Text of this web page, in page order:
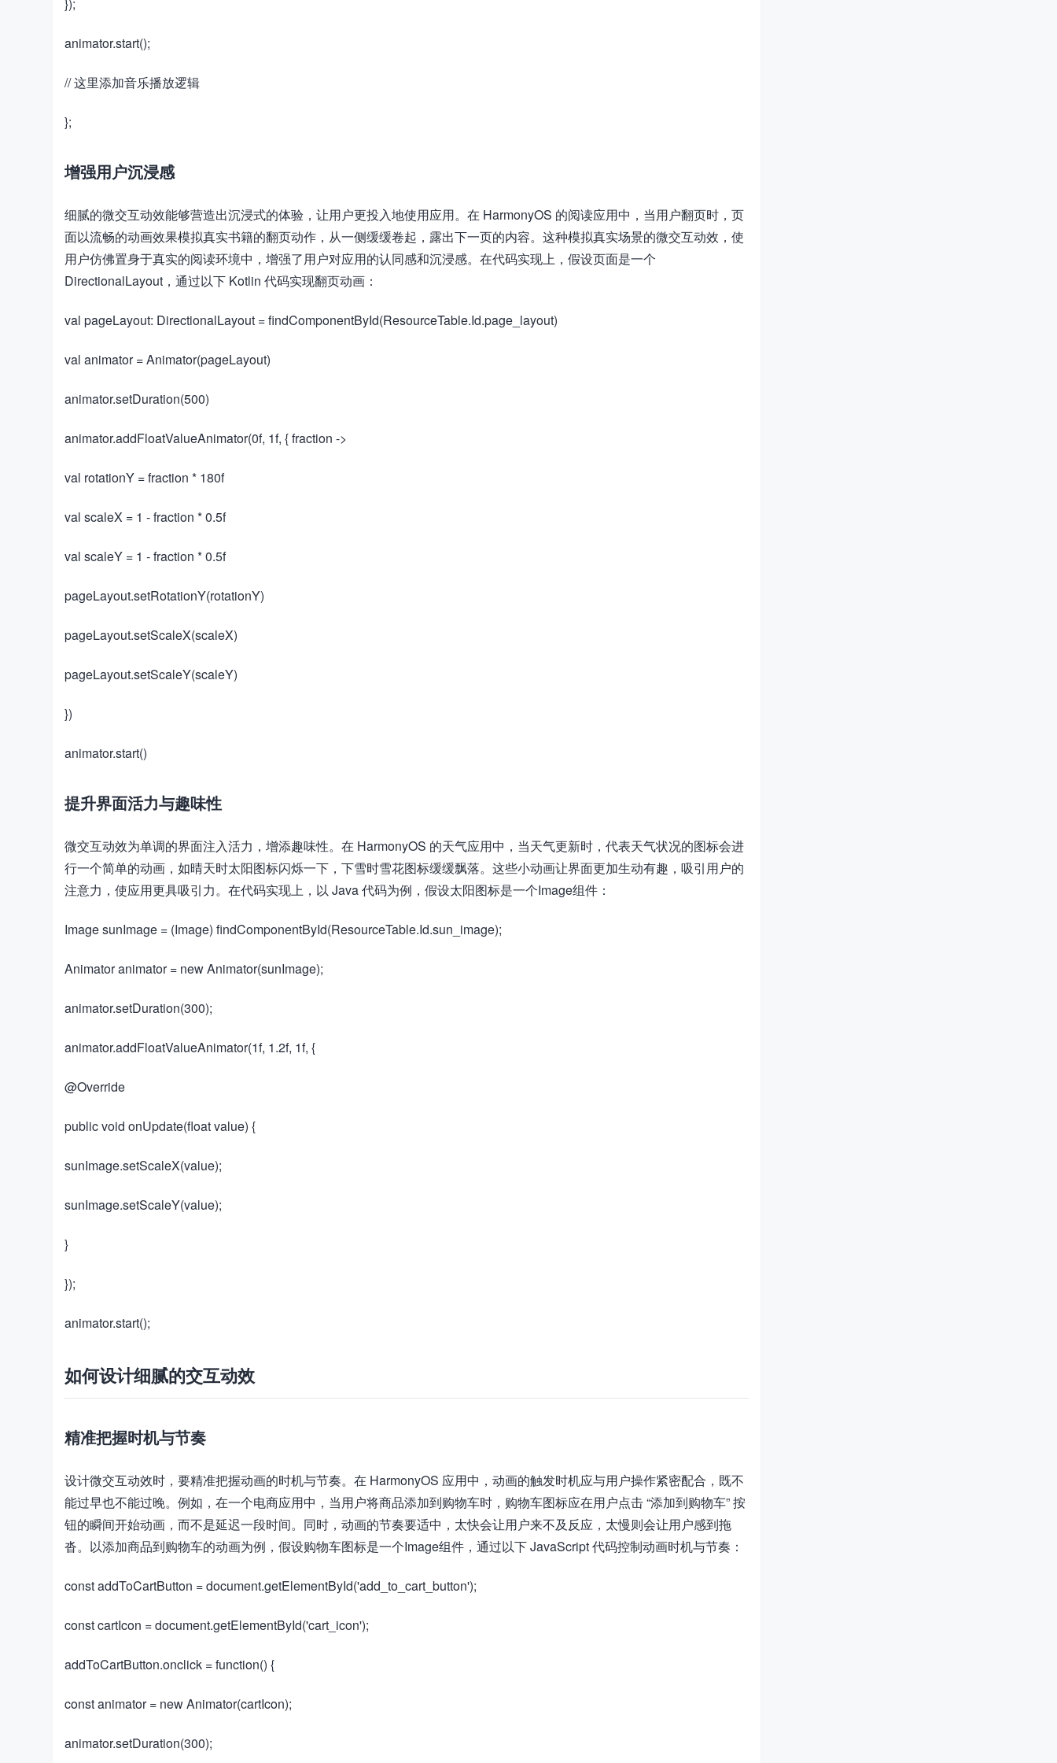
​​animator.start();​​
​​// 这里添加音乐播放逻辑​​
​​};​​
增强用户沉浸感
细腻的微交互动效能够营造出沉浸式的体验，让用户更投入地使用应用。在 HarmonyOS 的阅读应用中，当用户翻页时，页
面以​​流畅的​​动画效果模拟真实书籍的翻页动作，从一侧缓缓卷起，露出下一页的内容。这种模拟真实场景的微交互动效，使
用户仿佛置身于真实的阅读环境中，增强了用户对应用的认同感和沉浸感。在代码实现上，假设页面是一个
DirectionalLayout，通过以下 Kotlin 代码实现翻页动画：
​​val pageLayout: DirectionalLayout = findComponentById(ResourceTable.Id.page_layout)​​
​​val animator = Animator(pageLayout)​​
​​animator.setDuration(500)​​
​​animator.addFloatValueAnimator(0f, 1f, { fraction ->​​
​​val rotationY = fraction * 180f​​
​​val scaleX = 1 - fraction * 0.5f​​
​​val scaleY = 1 - fraction * 0.5f​​
​​pageLayout.setRotationY(rotationY)​​
​​pageLayout.setScaleX(scaleX)​​
​​pageLayout.setScaleY(scaleY)​​
​​})​​
​​animator.start()​​
提升界面活力与趣味性
微交互动效为单调的界面注入活力，增添趣味性。在 HarmonyOS 的天气应用中，当天气更新时，代表天气状况的图标会进
行一个简单的动画，如晴天时太阳图标闪烁一下，下雪时雪花图标缓缓飘落。这些小动画让界面更加生动有趣，吸引用户的
注意力，使应用更具吸引力。在代码实现上，以 Java 代码为例，假设太阳图标是一个Image组件：
​​Image sunImage = (Image) findComponentById(ResourceTable.Id.sun_image);​​
​​Animator animator = new Animator(sunImage);​​
​​animator.setDuration(300);​​
​​animator.addFloatValueAnimator(1f, 1.2f, 1f, {​​
​​@Override​​
​​public void onUpdate(float value) {​​
​​sunImage.setScaleX(value);​​
​​sunImage.setScaleY(value);​​
​​}​​
​​});​​
​​animator.start();​​
如何设计细腻的交互动效
精准把握时机与节奏
设计微交互动效时，要精准把握动画的时机与节奏。在 HarmonyOS 应用中，动画的触发时机应与用户操作紧密配合，既不
能过早也不能过晚。例如，在一个电商应用中，当用户将商品添加到购物车时，购物车图标应在用户点击 “添加到购物车” 按
钮的瞬间开始动画，而不是延迟一段时间。同时，动画的节奏要适中，太快会让用户来不及反应，太慢则会让用户感到拖
沓。以添加商品到购物车的动画为例，假设购物车图标是一个Image组件，通过以下 JavaScript 代码控制动画时机与节奏：
​​const addToCartButton = document.getElementById('add_to_cart_button');​​
​​const cartIcon = document.getElementById('cart_icon');​​
​​addToCartButton.onclick = function() {​​
​​const animator = new Animator(cartIcon);​​
​​animator.setDuration(300);​​